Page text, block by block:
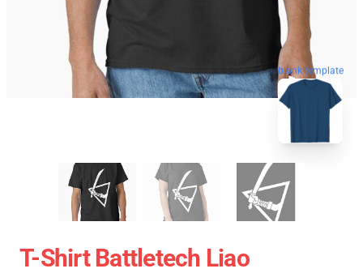
blank template
T-Shirt Battletech Liao